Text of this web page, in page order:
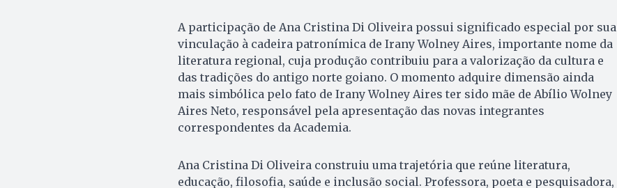
A participação de Ana Cristina Di Oliveira possui significado especial por sua
vinculação à cadeira patronímica de Irany Wolney Aires, importante nome da
literatura regional, cuja produção contribuiu para a valorização da cultura e
das tradições do antigo norte goiano. O momento adquire dimensão ainda
mais simbólica pelo fato de Irany Wolney Aires ter sido mãe de Abílio Wolney
Aires Neto, responsável pela apresentação das novas integrantes
correspondentes da Academia.
Ana Cristina Di Oliveira construiu uma trajetória que reúne literatura,
educação, filosofia, saúde e inclusão social. Professora, poeta e pesquisadora,